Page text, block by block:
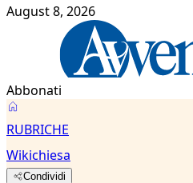
August 8, 2026
Abbonati
RUBRICHE
Wikichiesa
Condividi